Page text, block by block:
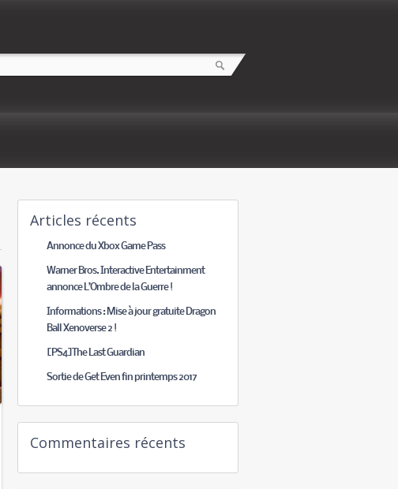
Articles récents
Annonce du Xbox Game Pass
Warner Bros. Interactive Entertainment
annonce L’Ombre de la Guerre !
Informations : Mise à jour gratuite Dragon
Ball Xenoverse 2 !
[PS4]The Last Guardian
Sortie de Get Even fin printemps 2017
Commentaires récents